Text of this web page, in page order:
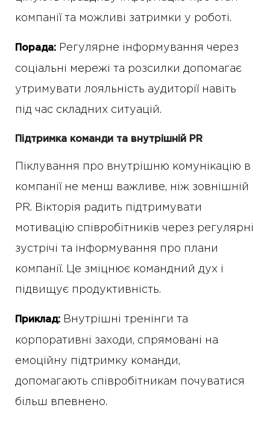
компанії та можливі затримки у роботі.
Порада: Регулярне інформування через
соціальні мережі та розсилки допомагає
утримувати лояльність аудиторії навіть
під час складних ситуацій.
Підтримка команди та внутрішній PR
Піклування про внутрішню комунікацію в
компанії не менш важливе, ніж зовнішній
PR. Вікторія радить підтримувати
мотивацію співробітників через регулярні
зустрічі та інформування про плани
компанії. Це зміцнює командний дух і
підвищує продуктивність.
Приклад: Внутрішні тренінги та
корпоративні заходи, спрямовані на
емоційну підтримку команди,
допомагають співробітникам почуватися
більш впевнено.